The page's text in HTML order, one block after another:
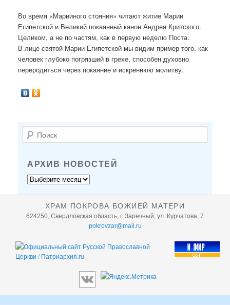
Во время «Марииного стояния» читают житие Марии
Египетской и Великий покаянный канон Андрея Критского.
Целиком, а не по частям, как в первую неделю Поста.
В лице святой Марии Египетской мы видим пример того, как
человек глубоко погрязший в грехе, способен духовно
переродиться через покаяние и искреннюю молитву.
о
АРХИВ НОВОСТЕЙ
Архив
ХРАМ ПОКРОВА БОЖИЕЙ МАТЕРИ
624250, Свердловская область, г. Заречный, ул. Курчатова, 7
pokrovzar@mail.ru